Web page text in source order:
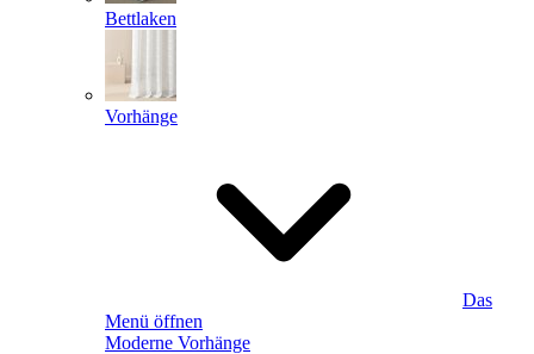
Bettlaken
Vorhänge
Das
Menü öffnen
Moderne Vorhänge